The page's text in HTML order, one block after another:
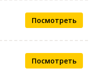
Посмотреть
Посмотреть